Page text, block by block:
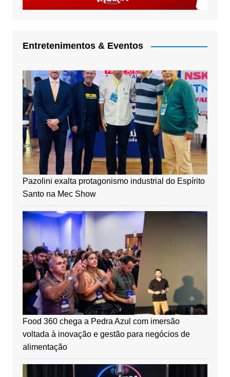
Entretenimentos & Eventos
Pazolini exalta protagonismo industrial do Espírito
Santo na Mec Show
Food 360 chega a Pedra Azul com imersão
voltada à inovação e gestão para negócios de
alimentação